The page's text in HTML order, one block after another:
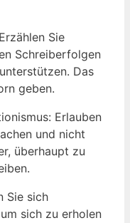
Sie
Schreiberfolgen
Das
geben.
Erlauben
und nicht
überhaupt zu
Sie sich
sich zu erholen